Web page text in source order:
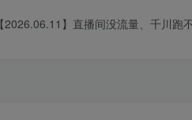
【2026.06.11】直播间没流量、千川跑